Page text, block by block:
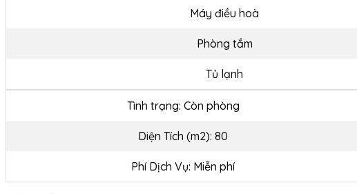
Máy điều hoà
Phòng tắm
Tủ lạnh
Tình trạng: Còn phòng
Diện Tích (m2): 80
Phí Dịch Vụ: Miễn phí